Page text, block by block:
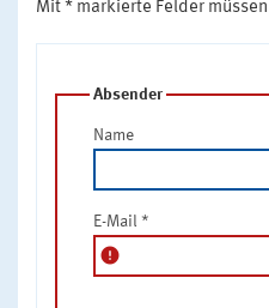
Mit * markierte Felder
Absender
Name
E-Mail *
error